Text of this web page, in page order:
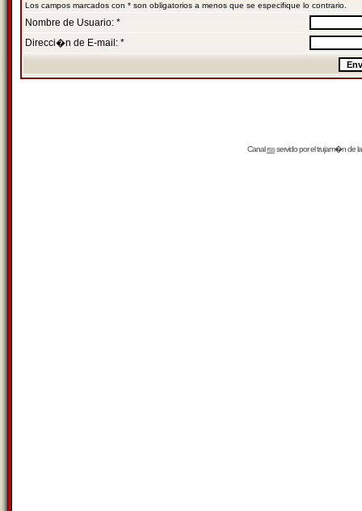
Los campos marcados con * son obligatorios a menos que se especifique lo contrario.
Nombre de Usuario: *
Direcci�n de E-mail: *
Canalrssservido por eltrujam�nde